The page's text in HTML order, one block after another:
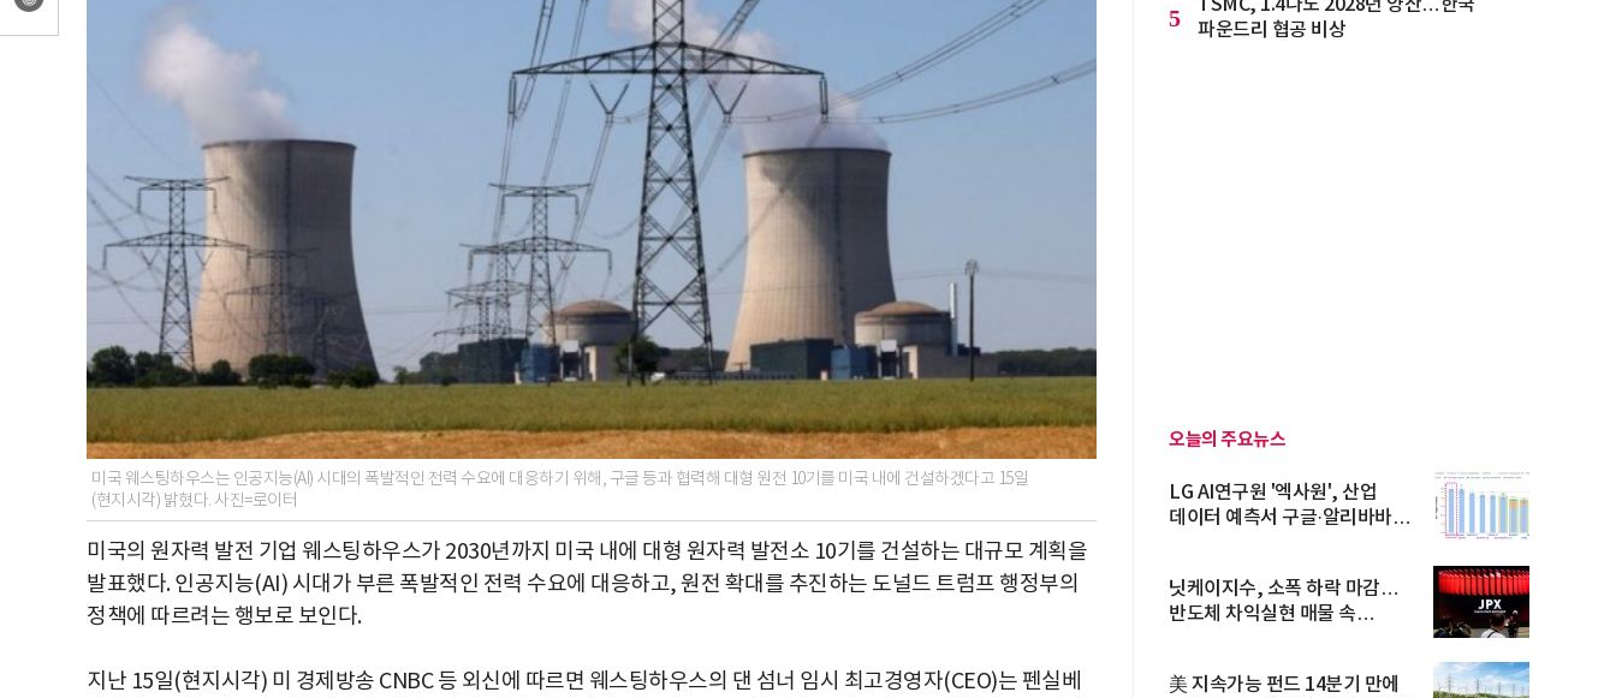
미국 웨스팅하우스는 인공지능(AI) 시대의 폭발적인 전력 수요에 대응하기 위해, 구글 등과 협력해 대형 원전 10기를 미국 내에 건설하겠다고 15일
(현지시각) 밝혔다. 사진=로이터
미국의 원자력 발전 기업 웨스팅하우스가 2030년까지 미국 내에 대형 원자력 발전소 10기를 건설하는 대규모 계획을
발표했다. 인공지능(AI) 시대가 부른 폭발적인 전력 수요에 대응하고, 원전 확대를 추진하는 도널드 트럼프 행정부의
정책에 따르려는 행보로 보인다.
지난 15일(현지시각) 미 경제방송 CNBC 등 외신에 따르면 웨스팅하우스의 댄 섬너 임시 최고경영자(CEO)는 펜실베
5
TSMC, 1.4나노 2028년 양산…한국
파운드리 협공 비상
오늘의 주요뉴스
LG AI연구원 '엑사원', 산업
데이터 예측서 구글·알리바바
닛케이지수, 소폭 하락 마감…
반도체 차익실현 매물 속
美 지속가능 펀드 14분기 만에